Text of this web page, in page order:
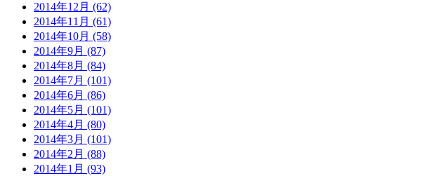
2014年12月 (62)
2014年11月 (61)
2014年10月 (58)
2014年9月 (87)
2014年8月 (84)
2014年7月 (101)
2014年6月 (86)
2014年5月 (101)
2014年4月 (80)
2014年3月 (101)
2014年2月 (88)
2014年1月 (93)